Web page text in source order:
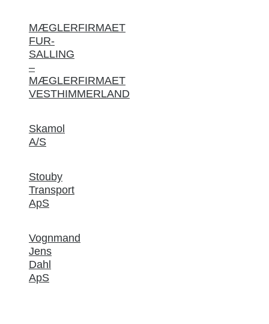
MÆGLERFIRMAET
FUR-
SALLING
–
MÆGLERFIRMAET
VESTHIMMERLAND
Skamol
A/S
Stouby
Transport
ApS
Vognmand
Jens
Dahl
ApS